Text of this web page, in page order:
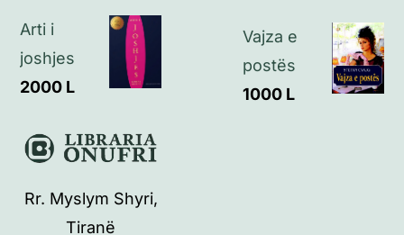
Arti i
joshjes
2000 L
Vajza e
postës
1000 L
Rr. Myslym Shyri,
Tiranë